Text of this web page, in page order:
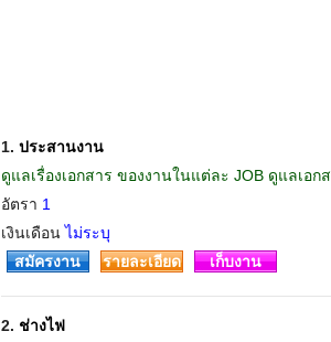
1. ประสานงาน
ดูแลเรื่องเอกสาร ของงานในแต่ละ JOB ดูแลเอ
อัตรา 1
เงินเดือนไม่ระบุ
สมัครงาน รายละเอียด เก็บงาน
2. ช่างไฟ